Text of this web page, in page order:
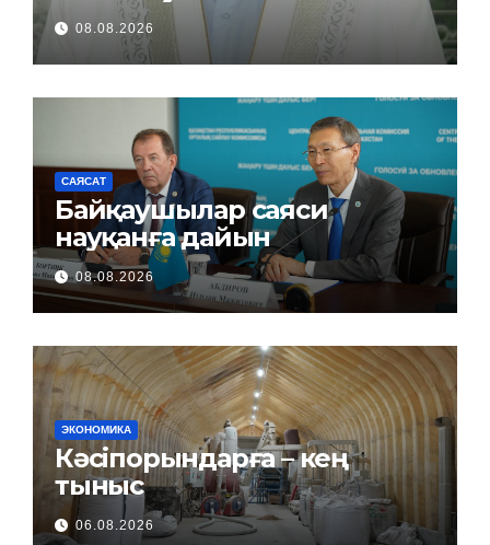
08.08.2026
САЯСАТ
Байқаушылар саяси
науқанға дайын
08.08.2026
ЭКОНОМИКА
Кәсіпорындарға – кең
тыныс
06.08.2026